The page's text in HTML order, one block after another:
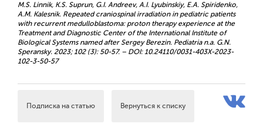
M.S. Linnik, K.S. Suprun, G.I. Andreev, A.I. Lyubinskiy, E.A. Spiridenko,
A.M. Kalesnik. Repeated craniospinal irradiation in pediatric patients
with recurrent medulloblastoma: proton therapy experience at the
Treatment and Diagnostic Center of the International Institute of
Biological Systems named after Sergey Berezin. Pediatria n.a. G.N.
Speransky. 2023; 102 (3): 50-57. – DOI: 10.24110/0031-403X-2023-
102-3-50-57
Подписка на статью Вернуться к списку